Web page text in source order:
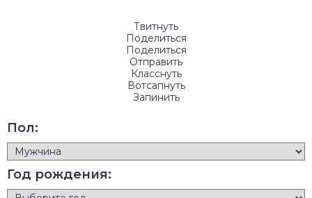
Твитнуть
Поделиться
Поделиться
Отправить
Класснуть
Вотсапнуть
Запинить
Пол:
Год рождения: